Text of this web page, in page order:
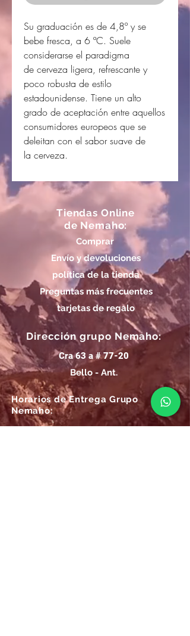
Su graduación es de 4,8º y se
bebe fresca, a 6 ºC. Suele
considerarse el paradigma
de cerveza ligera, refrescante y
poco robusta de estilo
estadounidense. Tiene un alto
grado de aceptación entre aquellos
consumidores europeos que se
deleitan con el sabor suave de
la cerveza.
Tiendas Online
de Nemaho:
Comprar
Envío y devoluciones
política de la tienda
Preguntas más frecuentes
tarjetas de regalo
Dirección grupo Nemaho:
Cra 63 a # 77-20
Bello - Ant.
Horarios de Entrega Grupo
Nemaho: